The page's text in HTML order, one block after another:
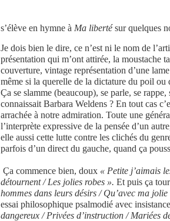
s’élève en hymne à Ma libertésur quelques
Je dois bien le dire, ce n’est ni le nom de
présentation qui m’ont attirée, la moustache
couverture, vintage représentation d’une
même si la querelle de la dictature du poil
Ça se slamme (beaucoup), se parle, se
connaissait Barbara Weldens ? En tout cas
arrachée à notre admiration. Toute une
l’interprète expressive de la pensée d’un
elle aussi cette lutte contre les clichés du
parfois d’un direct du gauche, quand ça
Ça commence bien, doux « Petite j’aimais
détournent / Les jolies robes ». Et puis ça
hommes dans leurs désirs / Qu’avec ma
essai philosophique psalmodié avec
dangereux / Privées d’instruction / Mariées